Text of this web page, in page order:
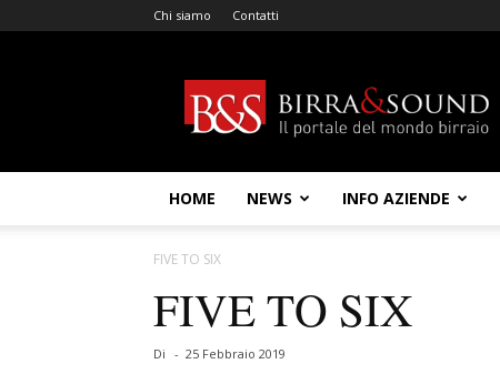
Chi siamo Contatti
&
Sound
HOME NEWS INFO AZIENDE
FIVE TO SIX
FIVE TO SIX
Di - 25 Febbraio 2019